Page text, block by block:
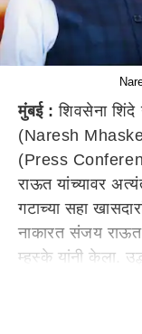
मुंबई : शिवसेना
(Naresh
(Press
राऊत यांच्यावर
गटाच्या सहा
नाकारत संजय
म्हस्के यांनी केला.
करत असून केवळ